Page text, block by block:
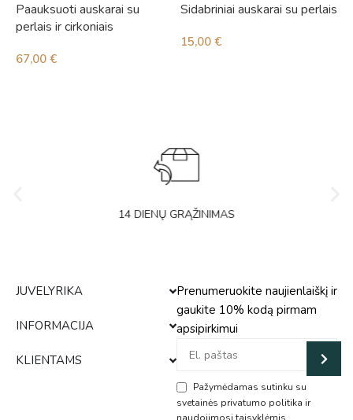
Paauksuoti auskarai su
perlais ir cirkoniais
67,00 €
Sidabriniai auskarai su perlais
15,00 €
14 DIENŲ GRĄŽINIMAS
JUVELYRIKA
INFORMACIJA
KLIENTAMS
Prenumeruokite naujienlaiškį ir
gaukite 10% kodą pirmam
apsipirkimui
Pažymėdamas sutinku su
svetainės privatumo politika ir